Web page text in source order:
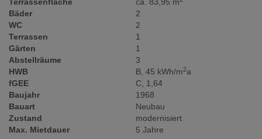
Terrassenfläche ca. 83,95 m
Bäder
2
WC
2
Terrassen
1
Gärten
1
Abstellräume
3
HWB
B, 45 kWh/m2a
fGEE
C, 1,64
Baujahr
1968
Bauart
Neubau
Zustand
modernisiert
Max. Mietdauer
5 Jahre